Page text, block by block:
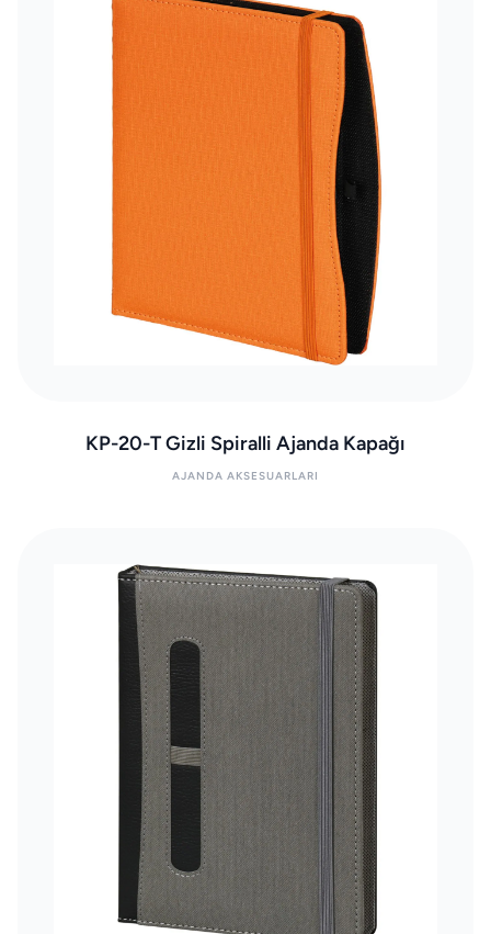
KP-20-T Gizli Spiralli Ajanda Kapağı
AJANDA AKSESUARLARI